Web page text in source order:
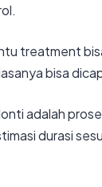
treatment
bisa
adalah
durasi